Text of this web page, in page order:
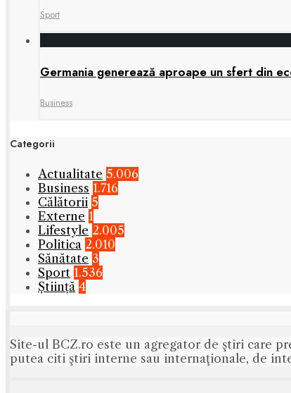
Sport
Germania generează aproape un sfert din
Business
Categorii
Actualitate 5.006
Business 1.716
Călătorii 5
Externe 1
Lifestyle 2.005
Politica 2.010
Sănătate 3
Sport 1.536
Știință 4
Site-ul BCZ.ro este un agregator de ştiri care
putea citi ştiri interne sau internaţionale, de